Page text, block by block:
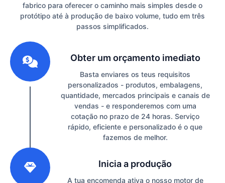
fabrico para oferecer o caminho mais simples desde o
protótipo até à produção de baixo volume, tudo em três
passos simplificados.
Obter um orçamento imediato
Basta enviares os teus requisitos
personalizados - produtos, embalagens,
quantidade, mercados principais e canais de
vendas - e responderemos com uma
cotação no prazo de 24 horas. Serviço
rápido, eficiente e personalizado é o que
fazemos de melhor.
Inicia a produção
A tua encomenda ativa o nosso motor de